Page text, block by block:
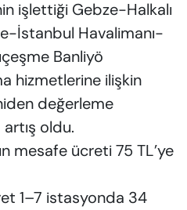
işlettiği Gebze-Halkalı
İstanbul Havalimanı-
Banliyö
hizmetlerine ilişkin
değerleme
oldu.
mesafe ücreti 75 TL’ye
1–7 istasyonda 34